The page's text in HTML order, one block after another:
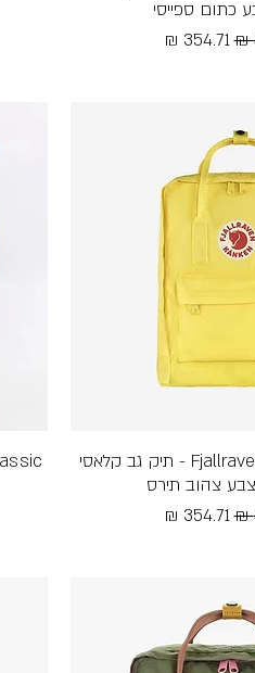
כתום ספייסי
מחיר מבצע‏354.71 ‏₪
מהירה Fjallraven Kanken Classic - תיק גב קלאסי
מחיר מבצע‏354.71 ‏₪